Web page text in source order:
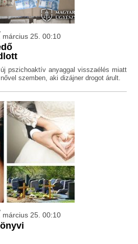
március 25. 00:10
pszichoaktív anyaggal visszaélés miatt
szemben, aki dizájner drogot árult.
március 25. 00:10